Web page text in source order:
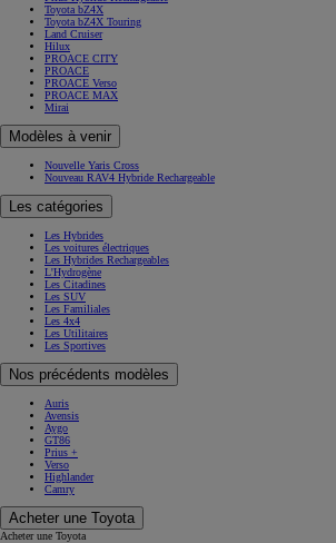
Toyota bZ4X
Toyota bZ4X Touring
Land Cruiser
Hilux
PROACE CITY
PROACE
PROACE Verso
PROACE MAX
Mirai
Modèles à venir
Nouvelle Yaris Cross
Nouveau RAV4 Hybride Rechargeable
Les catégories
Les Hybrides
Les voitures électriques
Les Hybrides Rechargeables
L'Hydrogène
Les Citadines
Les SUV
Les Familiales
Les 4x4
Les Utilitaires
Les Sportives
Nos précédents modèles
Auris
Avensis
Aygo
GT86
Prius +
Verso
Highlander
Camry
Acheter une Toyota
Acheter une Toyota